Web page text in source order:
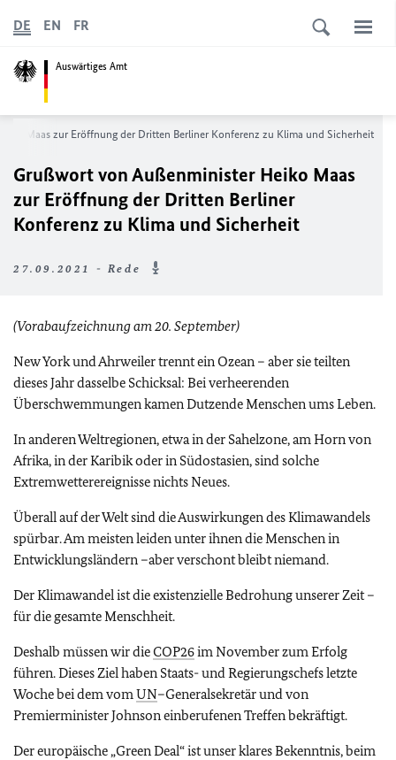
Auswärtiges Amt
DE EN FR
Maas zur Eröffnung der Dritten Berliner Konferenz zu Klima und Sicherheit
Grußwort von Außenminister Heiko Maas
zur Eröffnung der Dritten Berliner
Konferenz zu Klima und Sicherheit
27.09.2021 - Rede
(Vorabaufzeichnung am 20. September)
New York und Ahrweiler trennt ein Ozean – aber sie teilten
dieses Jahr dasselbe Schicksal: Bei verheerenden
Überschwemmungen kamen Dutzende Menschen ums Leben.
In anderen Weltregionen, etwa in der Sahelzone, am Horn von
Afrika, in der Karibik oder in Südostasien, sind solche
Extremwetterereignisse nichts Neues.
Überall auf der Welt sind die Auswirkungen des Klimawandels
spürbar. Am meisten leiden unter ihnen die Menschen in
Entwicklungsländern –aber verschont bleibt niemand.
Der Klimawandel ist die existenzielle Bedrohung unserer Zeit –
für die gesamte Menschheit.
Deshalb müssen wir dieCOP26im November zum Erfolg
führen. Dieses Ziel haben Staats- und Regierungschefs letzte
Woche bei dem vomUN–Generalsekretär und von
Premierminister Johnson einberufenen Treffen bekräftigt.
Der europäische „Green Deal“ ist unser klares Bekenntnis, beim